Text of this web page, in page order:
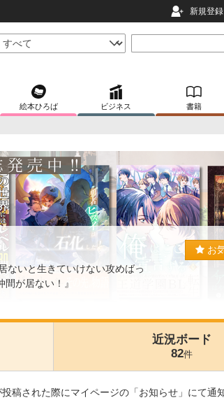
新規登録
絵本ひろば ビジネス 書籍
ないと生きていけない攻めばっ
が居ない！』
お
近況ボード
82件
稿された際にマイページの「お知らせ」にて通